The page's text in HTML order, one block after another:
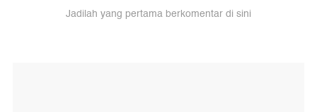
Jadilah yang pertama berkomentar di sini